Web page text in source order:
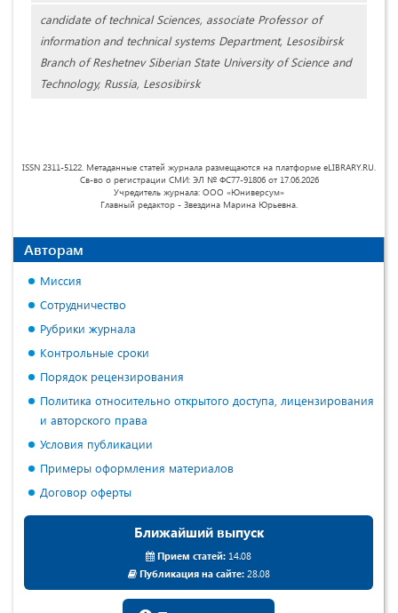
candidate of technical Sciences, associate Professor of
information and technical systems Department, Lesosibirsk
Branch of Reshetnev Siberian State University of Science and
Technology, Russia, Lesosibirsk
ISSN 2311-5122. Метаданные статей журнала размещаются на платформе eLIBRARY.RU.
Св-во о регистрации СМИ: ЭЛ № ФС77-91806 от 17.06.2026
Учредитель журнала: ООО «Юниверсум»
Главный редактор - Звездина Марина Юрьевна.
Авторам
Миссия
Сотрудничество
Рубрики журнала
Контрольные сроки
Порядок рецензирования
Политика относительно открытого доступа, лицензирования
и авторского права
Условия публикации
Примеры оформления материалов
Договор оферты
Ближайший выпуск
Прием статей: 14.08
Публикация на сайте:28.08